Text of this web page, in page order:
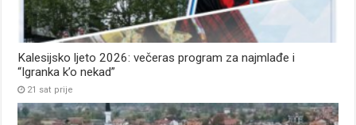
Kalesijsko ljeto 2026: večeras program za najmlađe i
“Igranka k’o nekad”
21 sat prije